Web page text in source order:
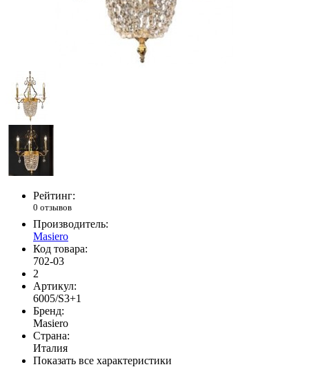
Рейтинг:
0 отзывов
Производитель:
Masiero
Код товара:
702-03
2
Артикул:
6005/S3+1
Бренд:
Masiero
Страна:
Италия
Показать все характеристики